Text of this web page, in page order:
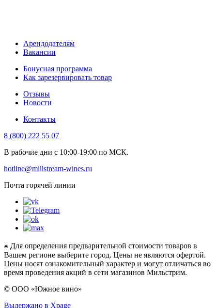
Арендодателям
Вакансии
Бонусная программа
Как зарезервировать товар
Отзывы
Новости
Контакты
8 (800) 222 55 07
В рабочие дни с 10:00-19:00 по МСК.
hotline@millstream-wines.ru
Почта горячей линии
⁕ Для определения предварительной стоимости товаров в
Вашем регионе выберите город. Цены не являются офертой.
Цены носят ознакомительный характер и могут отличаться во
время проведения акций в сети магазинов Мильстрим.
© ООО «Южное вино»
Выдержано в Xpage